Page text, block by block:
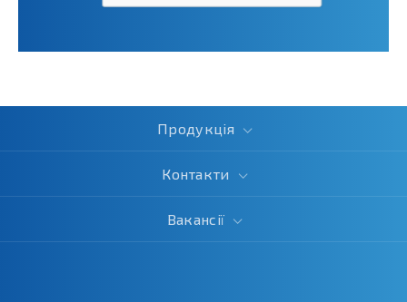
Продукція
Контакти
Вакансії